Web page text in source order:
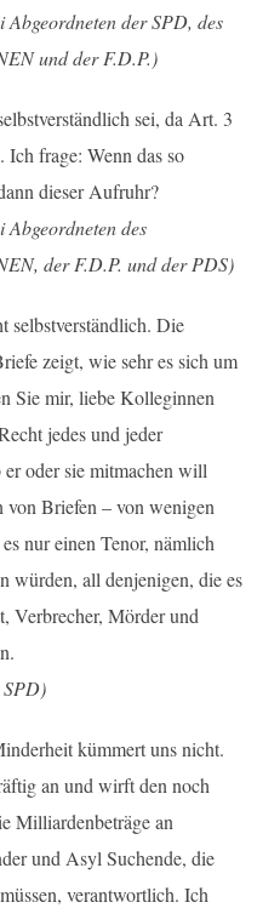
der SPD, des
und der F.D.P.)
sei, da Art. 3
Ich frage: Wenn das so
dieser Aufruhr?
des
der F.D.P. und der PDS)
selbstverständlich. Die
zeigt, wie sehr es sich um
Sie mir, liebe Kolleginnen
jedes und jeder
oder sie mitmachen will
Briefen – von wenigen
nur einen Tenor, nämlich
würden, all denjenigen, die es
Verbrecher, Mörder und
kümmert uns nicht.
an und wirft den noch
Milliardenbeträge an
und Asyl Suchende, die
verantwortlich. Ich